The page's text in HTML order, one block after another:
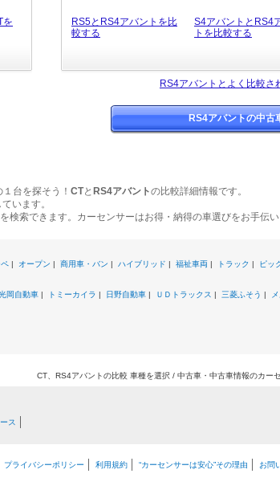
を
RS5とRS4アバントを比
較する
S4アバントとRS4
トを比較する
RS4アバントとよく比較さ
RS4アバントの中古
台を探そう！ CTと RS4アバントの比較詳細情報です。
います。
索できます。カーセンサーはお得・納得の車選びをお手伝い
| オープン | 商用車・バン | ハイブリッド | 福祉車両 | トラック | ピッ
岡自動車 | トミーカイラ | 日野自動車 | ＵＤトラックス | 三菱ふそう |
CT、RS4アバントの比較 車種を選択 / 中古車・中古車情報のカー
ス
プライバシーポリシー 利用規約 “カーセンサーは安心”その理由 お問